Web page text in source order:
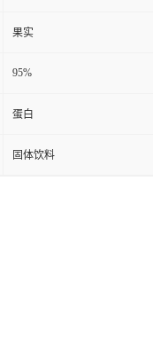
果实
95%
蛋白
固体饮料